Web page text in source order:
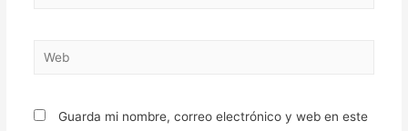
Guarda mi nombre, correo electrónico y web en este